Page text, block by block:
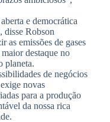
e democrática
disse Robson
as emissões de gases
destaque no
planeta.
de negócios
novas
para a produção
da nossa rica